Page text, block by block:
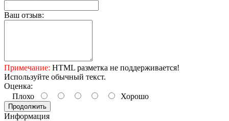
Ваш отзыв:
Примечание: HTML разметка не поддерживается!
Используйте обычный текст.
Оценка:
Плохо
Хорошо
Продолжить
Информация